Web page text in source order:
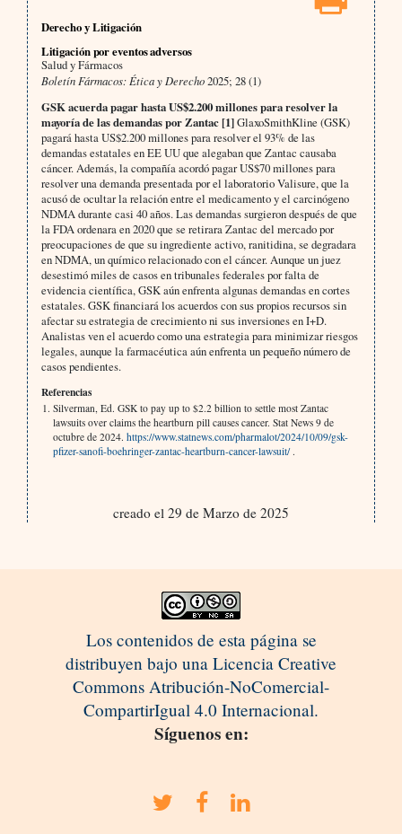
Derecho y Litigación
Litigación por eventos adversos
Salud y Fármacos
Boletín Fármacos: Ética y Derecho2025; 28 (1)
GSK acuerda pagar hasta US$2.200 millones para resolver la
mayoría de las demandas por Zantac [1]GlaxoSmithKline (GSK)
pagará hasta US$2.200 millones para resolver el 93% de las
demandas estatales en EE UU que alegaban que Zantac causaba
cáncer. Además, la compañía acordó pagar US$70 millones para
resolver una demanda presentada por el laboratorio Valisure, que la
acusó de ocultar la relación entre el medicamento y el carcinógeno
NDMA durante casi 40 años. Las demandas surgieron después de que
la FDA ordenara en 2020 que se retirara Zantac del mercado por
preocupaciones de que su ingrediente activo, ranitidina, se degradara
en NDMA, un químico relacionado con el cáncer. Aunque un juez
desestimó miles de casos en tribunales federales por falta de
evidencia científica, GSK aún enfrenta algunas demandas en cortes
estatales. GSK financiará los acuerdos con sus propios recursos sin
afectar su estrategia de crecimiento ni sus inversiones en I+D.
Analistas ven el acuerdo como una estrategia para minimizar riesgos
legales, aunque la farmacéutica aún enfrenta un pequeño número de
casos pendientes.
Referencias
Silverman, Ed. GSK to pay up to $2.2 billion to settle most Zantac
lawsuits over claims the heartburn pill causes cancer. Stat News 9 de
octubre de 2024. https://www.statnews.com/pharmalot/2024/10/09/gsk-
pfizer-sanofi-boehringer-zantac-heartburn-cancer-lawsuit/.
creado el 29 de Marzo de 2025
Los contenidos de esta página se
distribuyen bajo una Licencia Creative
Commons Atribución-NoComercial-
CompartirIgual 4.0 Internacional.
Síguenos en: